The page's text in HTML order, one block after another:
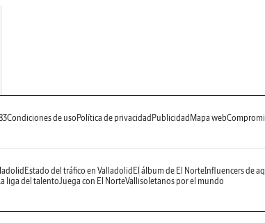
Condiciones de uso Política de privacidad Publicidad Mapa web
Estado del tráfico en Valladolid El álbum de El NorteInfluencers de
liga del talentoJuega con El NorteVallisoletanos por el mundo